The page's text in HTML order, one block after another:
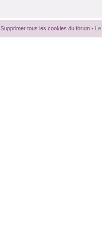
Supprimer tous les cookies du forum •